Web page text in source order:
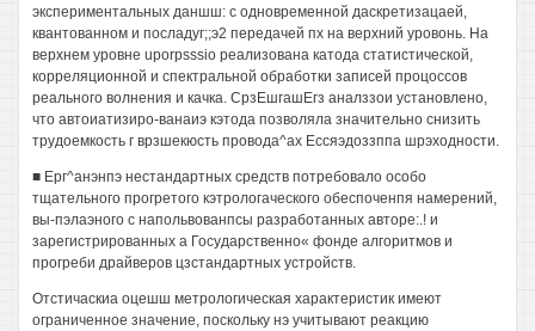
экспериментальных даншш: с одновременной даскретизацаей,
квантованном и посладуг;;э2 передачей пх на верхний уровонь. На
верхнем уровне uporpsssio реализована катода статистической,
корреляционной и спектральной обработки записей процоссов
реального волнения и качка. СрзЕшгашЕгз аналззои установлено,
что автоиатизиро-ванаиэ кэтода позволяла значительно снизить
трудоемкость г врзшекюсть провода^ах Ессяэдоззппа шрэходности.
■ Ерг^анэнпэ нестандартных средств потребовало особо
тщательного прогретого кэтрологаческого обеспоченпя намерений,
вы-пэлаэного с напольвованпсы разработанных авторе:.! и
зарегистрированных а Государственно« фонде алгоритмов и
прогреби драйверов цзстандартных устройств.
Отстичаскиа оцешш метрологическая характеристик имеют
ограниченное значение, поскольку нэ учитывают реакцию